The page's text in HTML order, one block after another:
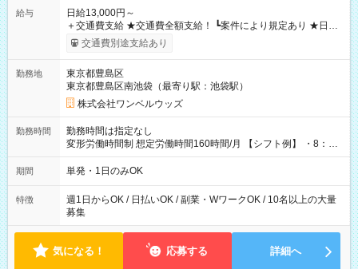
給与
日給13,000円～
＋交通費支給 ★交通費全額支給！ ┗案件により規定あり ★日払
いOK！（規定あり） ┗働いたその日に現金GET♪ お仕事後はコ
ンビニATMから 日払い分を引き落とせます！ 【試用期間】試
交通費別途支給あり
勤務地
東京都豊島区
東京都豊島区南池袋（最寄り駅：池袋駅）
株式会社ワンベルウッズ
勤務時間
勤務時間は指定なし
変形労働時間制 想定労働時間160時間/月 【シフト例】 ・8：00
～21：00
期間 単発・1日のみOK
特徴
週1日からOK / 日払いOK / 副業・WワークOK / 10名以上の大量
募集
気になる！ 応募する 詳細へ